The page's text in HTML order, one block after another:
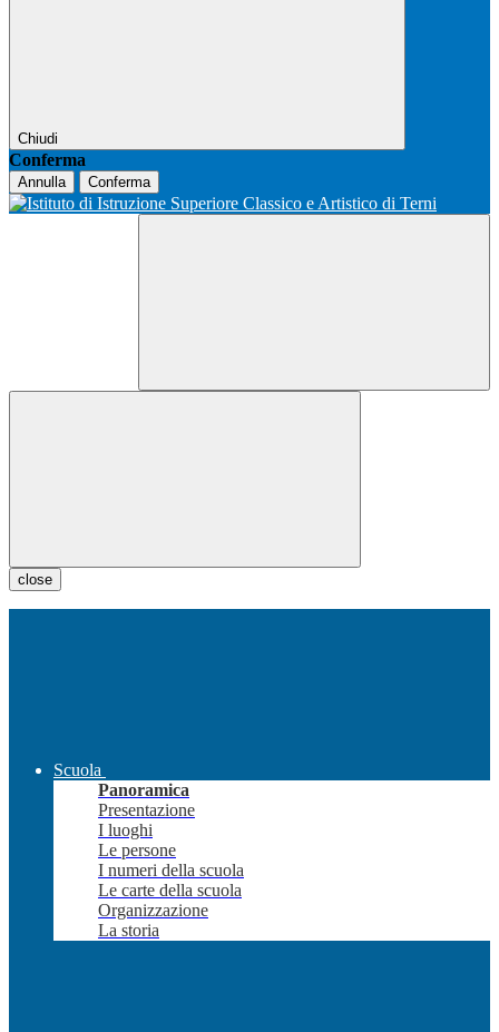
Chiudi
Conferma
Annulla Conferma
close
Scuola
Panoramica
Presentazione
I luoghi
Le persone
I numeri della scuola
Le carte della scuola
Organizzazione
La storia